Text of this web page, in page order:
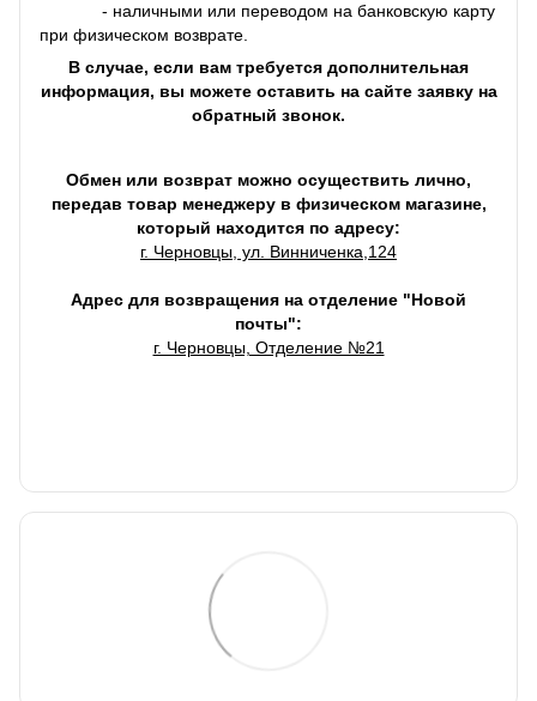
- наличными или переводом на банковскую карту
при физическом возврате.
В случае, если вам требуется дополнительная
информация, вы можете оставить на сайте заявку на
обратный звонок.
Обмен или возврат можно осуществить лично,
передав товар менеджеру в физическом магазине,
который находится по адресу:
г. Черновцы, ул. Винниченка,124
Адрес для возвращения на отделение "Новой
почты":
г. Черновцы, Отделение №21